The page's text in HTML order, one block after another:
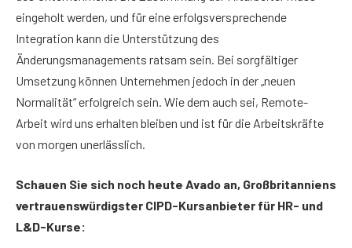
eingeholt werden, und für eine erfolgsversprechende
Integration kann die Unterstützung des
Änderungsmanagements ratsam sein. Bei sorgfältiger
Umsetzung können Unternehmen jedoch in der „neuen
Normalität“ erfolgreich sein. Wie dem auch sei, Remote-
Arbeit wird uns erhalten bleiben und ist für die Arbeitskräfte
von morgen unerlässlich.
Schauen Sie sich noch heute Avado an, Großbritanniens
vertrauenswürdigster CIPD-Kursanbieter für HR- und
L&D-Kurse: